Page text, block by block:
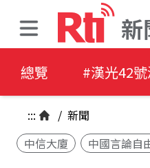
新
總覽 #漢光42
::: / 新聞
中信大廈
中國言論自